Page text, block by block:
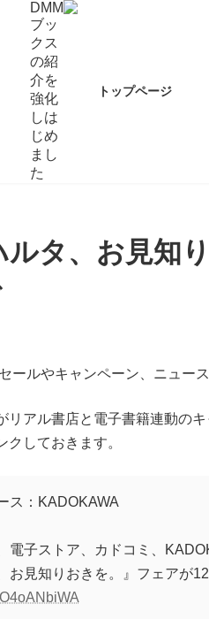
DMM
ブッ
クス
の紹
介を
強化
しは
じめ
まし
た
トップページ
ルタ、お見知
ールやキャンペーン、ニュー
リアル書店と電子書籍連動の
クしておきます。
ス：KADOKAWA
電子ストア、カドコミ、
お見知りおきを。』フェアが